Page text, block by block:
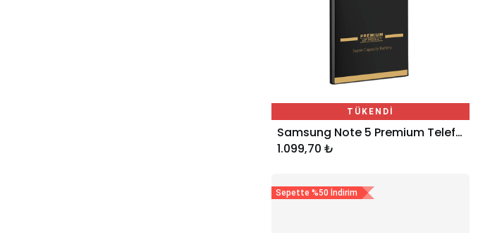
TÜKENDİ
Samsung Note 5 Premium Telefon Bataryası 3000 mAh
1.099,70 ₺
Sepette %50 İndirim